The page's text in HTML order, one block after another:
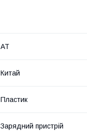
AT
Китай
Пластик
Зарядний пристрій